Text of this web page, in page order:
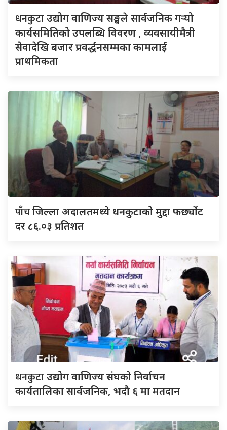
धनकुटाउद्योग वाणिज्य सङ्घले सार्वजनिक गर्‍यो
कार्यसमितिको उपलब्धि विवरण , व्यवसायीमैत्री
सेवादेखि बजार प्रवर्द्धनसम्मका कामलाई
प्राथमिकता
पाँचजिल्ला अदालतमध्ये धनकुटाको मुद्दा फर्छ्योट
दर ८६.०३ प्रतिशत
धनकुटाउद्योग वाणिज्य संघको निर्वाचन
कार्यतालिका सार्वजनिक, भदौ ६ मा मतदान